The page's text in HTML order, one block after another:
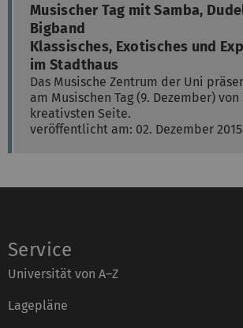
Musischer Tag mit Samba,
Bigband
Klassisches, Exotisches und
im Stadthaus
Das Musische Zentrum der Uni
am Musischen Tag (9. Dezember)
kreativsten Seite.
veröffentlicht am: 02. Dezember 2015
Service
Universität von A–Z
Lagepläne